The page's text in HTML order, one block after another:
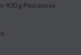
400 g Pescanova